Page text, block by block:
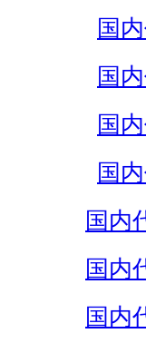
国
国
国
国
国内
国内
国内